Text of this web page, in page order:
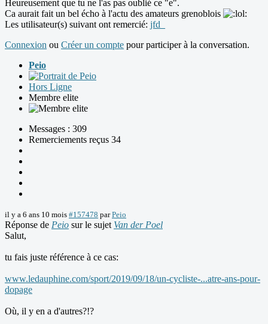
Heureusement que tu ne l'as pas oublié ce "e".
Ca aurait fait un bel écho à l'actu des amateurs grenoblois
Les utilisateur(s) suivant ont remercié: jfd_
Connexion ou Créer un compte pour participer à la conversation.
Peio
Hors Ligne
Membre elite
Messages : 309
Remerciements reçus 34
il y a 6 ans 10 mois #157478 parPeio
Réponse de Peio sur le sujet Van der Poel
Salut,
tu fais juste référence à ce cas:
www.ledauphine.com/sport/2019/09/18/un-cycliste-...atre-ans-pour-
dopage
Où, il y en a d'autres?!?